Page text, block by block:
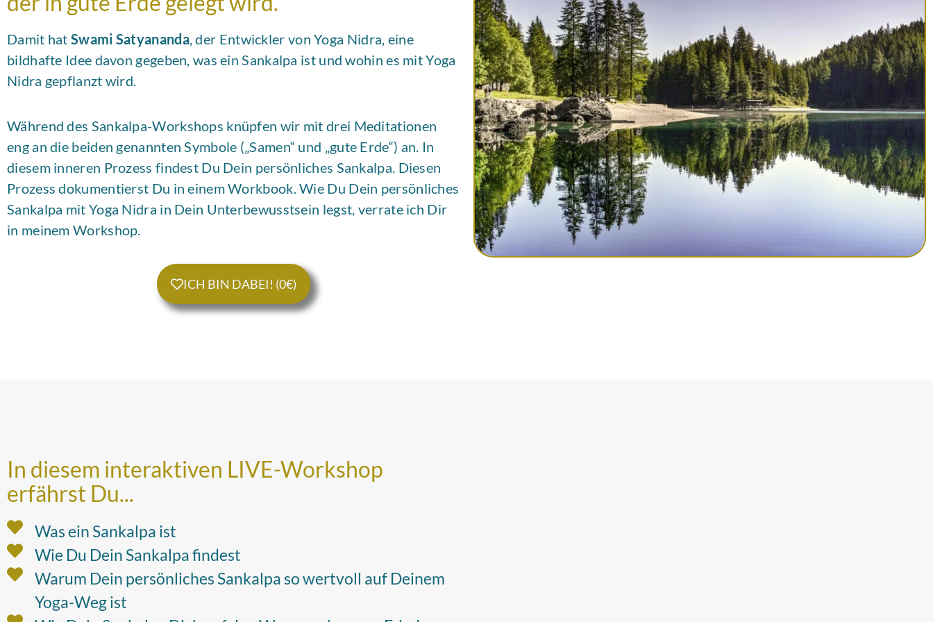
Damit hat Swami Satyananda, der Entwickler von Yoga Nidra, eine
bildhafte Idee davon gegeben, was ein Sankalpa ist und wohin es mit Yoga
Nidra gepflanzt wird.
Während des Sankalpa-Workshops knüpfen wir mit drei Meditationen
eng an die beiden genannten Symbole („Samen“ und „gute Erde“) an. In
diesem inneren Prozess findest Du Dein persönliches Sankalpa. Diesen
Prozess dokumentierst Du in einem Workbook. Wie Du Dein persönliches
Sankalpa mit Yoga Nidra in Dein Unterbewusstsein legst, verrate ich Dir
in meinem Workshop.
ICH BIN DABEI! (0€)
In diesem interaktiven LIVE-Workshop
erfährst Du...
Was ein Sankalpa ist
Wie Du Dein Sankalpa findest
Warum Dein persönliches Sankalpa so wertvoll auf Deinem
Yoga-Weg ist